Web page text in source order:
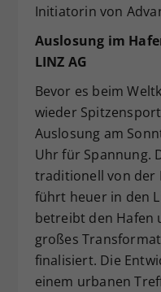
Initiatorin von
Auslosung im
LINZ AG
Bevor es beim
wieder
Auslosung am
Uhr für Spannung.
traditionell von der
führt heuer in den
betreibt den Hafen
großes
finalisiert. Die
einem urbanen